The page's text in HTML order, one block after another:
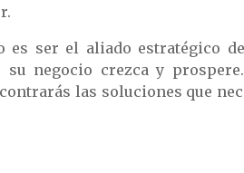
es ser el aliado estratégico
su negocio crezca y
las soluciones que